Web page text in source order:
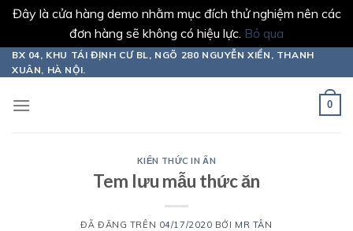
Đây là cửa hàng demo nhằm mục đích thử nghiệm nên các
đơn hàng sẽ không có hiệu lực. Bỏ qua
Chuyển
đến
dung
BX 04, KHU TÁI ĐỊNH CƯ BL, NGÕ 280 NGUYỄN XIỂN, THANH
XUÂN, HÀ NỘI.
0
KIẾN THỨC IN ẤN
Tem lưu mẫu thức ăn
ĐÃ ĐĂNG TRÊN 04/17/2020 BỞI MR TÂN